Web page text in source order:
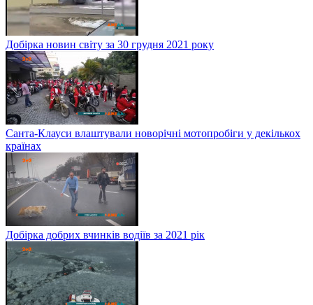
Добірка новин світу за 30 грудня 2021 року
Санта-Клауси влаштували новорічні мотопробіги у декількох
країнах
Добірка добрих вчинків водіїв за 2021 рік